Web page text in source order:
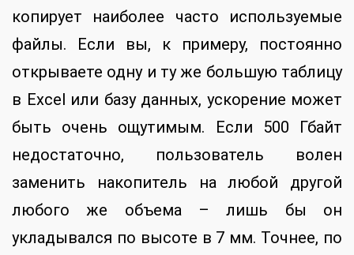
копирует наиболее часто используемые
файлы. Если вы, к примеру, постоянно
открываете одну и ту же большую таблицу
в Excel или базу данных, ускорение может
быть очень ощутимым. Если 500 Гбайт
недостаточно, пользователь волен
заменить накопитель на любой другой
любого же объема – лишь бы он
укладывался по высоте в 7 мм. Точнее, по